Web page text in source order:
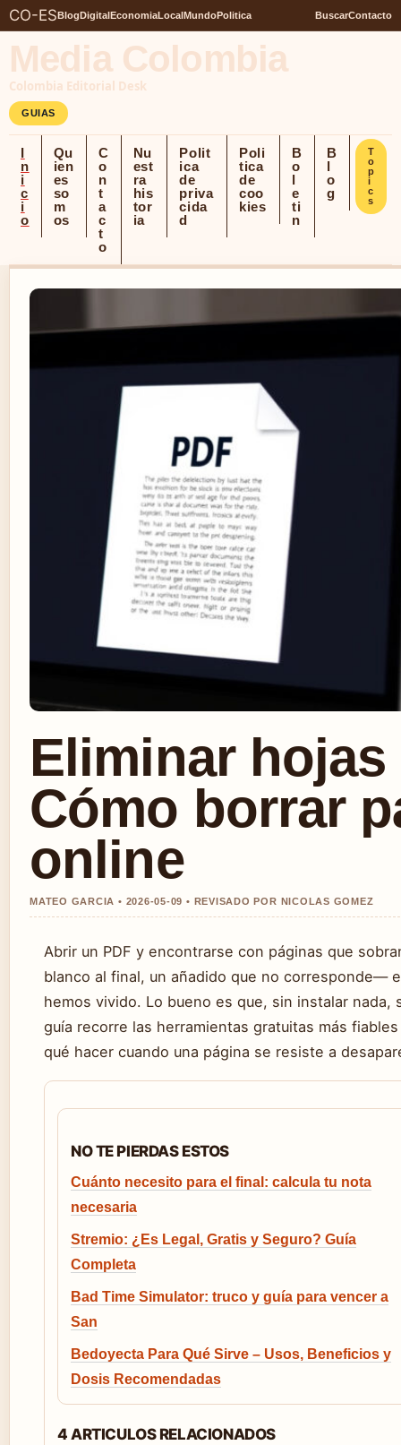
CO-ESBlogDigitalEconomiaLocalMundoPolitica BuscarContacto
Media Colombia
Colombia Editorial Desk
GUIAS
I
n
i
c
i
o
Qu
ien
es
so
m
os
C
o
n
t
a
c
t
o
Nu
est
ra
his
tor
ia
Polit
ica
de
priva
cida
d
Poli
tica
de
coo
kies
B
o
l
e
ti
n
B
l
o
g
T
o
p
i
c
s
Eliminar hojas
Cómo borrar
online
MATEO GARCIA • 2026-05-09 • REVISADO POR NICOLAS GOMEZ
Abrir un PDF y encontrarse con páginas que
blanco al final, un añadido que no corresponde—
hemos vivido. Lo bueno es que, sin instalar
guía recorre las herramientas gratuitas más
qué hacer cuando una página se resiste a
NO TE PIERDAS ESTOS
Cuánto necesito para el final: calcula tu nota
necesaria
Stremio: ¿Es Legal, Gratis y Seguro? Guía
Completa
Bad Time Simulator: truco y guía para vencer a
San
Bedoyecta Para Qué Sirve – Usos, Beneficios y
Dosis Recomendadas
4 ARTICULOS RELACIONADOS